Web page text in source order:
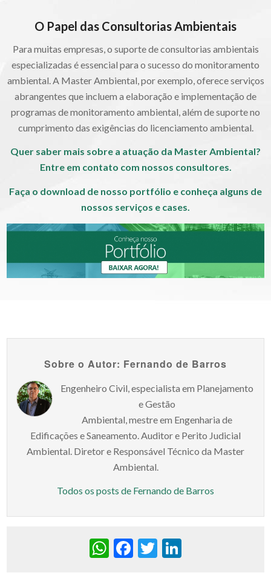
O Papel das Consultorias Ambientais
Para muitas empresas, o suporte de consultorias ambientais
especializadas é essencial para o sucesso do monitoramento
ambiental. A Master Ambiental, por exemplo, oferece serviços
abrangentes que incluem a elaboração e implementação de
programas de monitoramento ambiental, além de suporte no
cumprimento das exigências do licenciamento ambiental.
Quer saber mais sobre a atuação da Master Ambiental?
Entre em contato com nossos consultores.
Faça o download de nosso portfólio e conheça alguns de
nossos serviços e cases.
Sobre o Autor: Fernando de Barros
Engenheiro Civil, especialista em Planejamento
e Gestão
Ambiental, mestre em Engenharia de
Edificações e Saneamento. Auditor e Perito Judicial
Ambiental. Diretor e Responsável Técnico da Master
Ambiental.
Todos os posts de Fernando de Barros
WhatsApp
Facebook
Twitter